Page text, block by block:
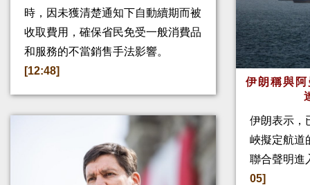
時，因未獲清楚通知下自動續期而被
收取費用，確保省民免受一般消費品
和服務的不當銷售手法影響。
[12:48]
伊朗稱與
伊朗表示，
峽擬定航道
聯合聲明進
05]